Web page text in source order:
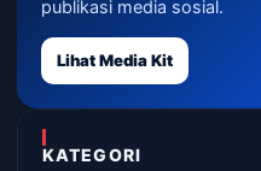
publikasi media sosial.
Lihat Media Kit
KATEGORI